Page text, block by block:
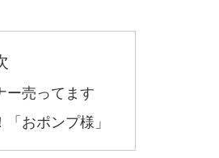
ー売ってます
おポンプ様」